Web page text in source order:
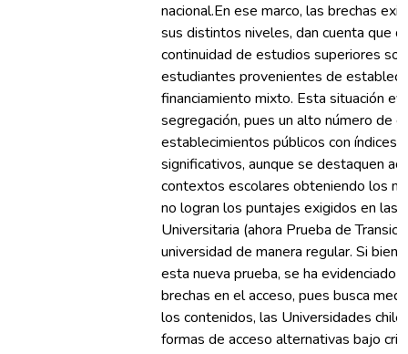
nacional.En ese marco, las brechas
sus distintos niveles, dan cuenta que
continuidad de estudios superiores
estudiantes provenientes de
financiamiento mixto. Esta situación
segregación, pues un alto número de
establecimientos públicos con índices
significativos, aunque se destaquen
contextos escolares obteniendo los
no logran los puntajes exigidos en las
Universitaria (ahora Prueba de
universidad de manera regular. Si
esta nueva prueba, se ha evidenciado
brechas en el acceso, pues busca
los contenidos, las Universidades
formas de acceso alternativas bajo